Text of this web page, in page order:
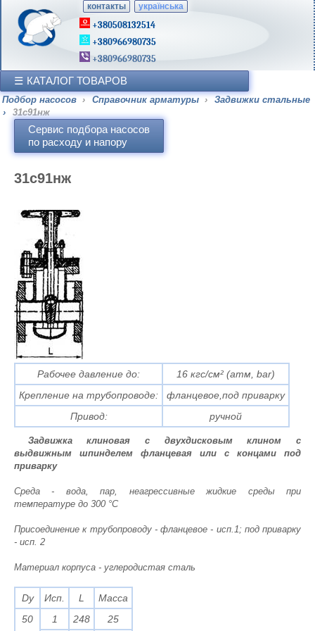
контакты українська
+380508132514
+380966980735
+380966980735
КАТАЛОГ ТОВАРОВ
Подбор насосов › Справочник арматуры ›
Задвижки стальные
›
31с91нж
Сервис подбора насосов
по расходу и напору
31с91нж
Рабочее давление до:
16 кгс/см² (атм, bar)
Крепление на трубопроводе:
фланцевое,под приварку
Привод:
ручной
Задвижка клиновая с двухдисковым клином с
выдвижным шпинделем фланцевая или с концами под
приварку
Среда - вода, пар, неагрессивные жидкие среды при
температуре до 300 °С
Присоединение к трубопроводу - фланцевое - исп.1; под приварку
- исп. 2
Материал корпуса - углеродистая сталь
Dy Исп. L
Масса
50
1 248 25